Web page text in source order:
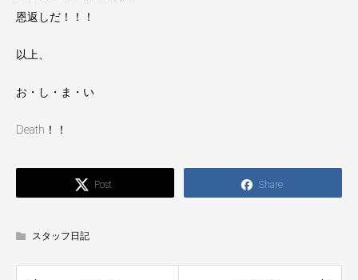
恩返しだ！！！
以上、
お・し・ま・い
Death！！
Post Share
スタッフ日記